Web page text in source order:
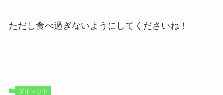
ただし食べ過ぎないようにしてくださいね！
ダイエット